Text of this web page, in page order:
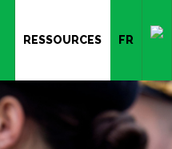
RESSOURCES FR